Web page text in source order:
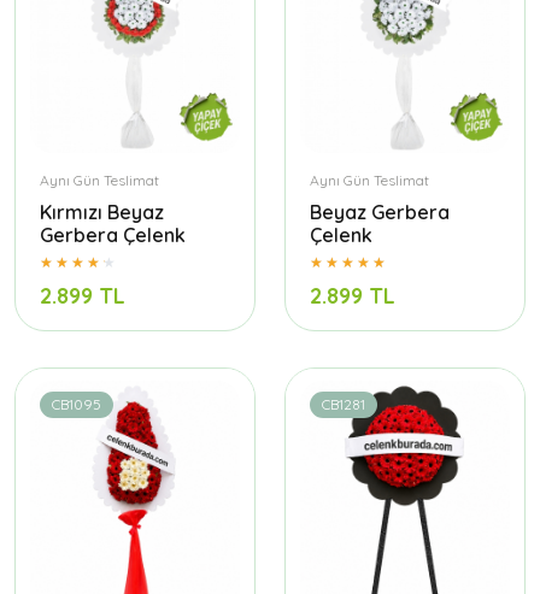
Aynı Gün Teslimat
Kırmızı Beyaz
Gerbera Çelenk
2.899 TL
Aynı Gün Teslimat
Beyaz Gerbera
Çelenk
2.899 TL
CB1095 CB1281